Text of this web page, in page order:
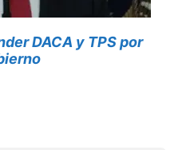
DACA y TPS por